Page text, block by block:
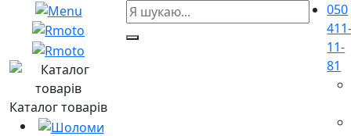
Каталог товарів
050
11-
81